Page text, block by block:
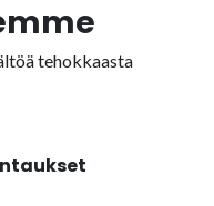
tehokkaasta